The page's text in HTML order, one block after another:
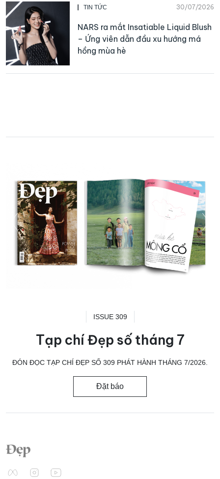
TIN TỨC 30/07/2026
NARS ra mắt Insatiable Liquid Blush
– Ứng viên dẫn đầu xu hướng má
hồng mùa hè
ISSUE 309
Tạp chí Đẹp số tháng 7
ĐÓN ĐỌC TẠP CHÍ ĐẸP SỐ 309 PHÁT HÀNH THÁNG 7/2026.
Đặt báo